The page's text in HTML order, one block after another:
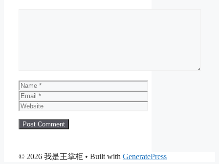
Name
Email
Website
© 2026 我是王掌柜 • Built with GeneratePress